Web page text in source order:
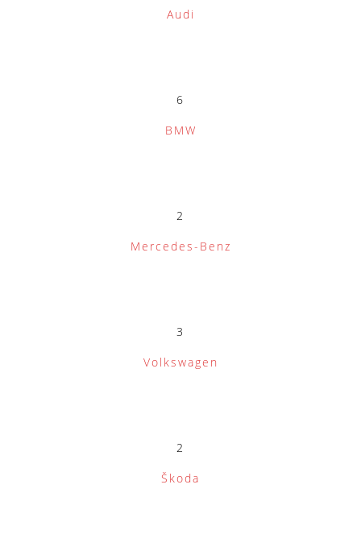
Audi
6
BMW
2
Mercedes-Benz
3
Volkswagen
2
Škoda